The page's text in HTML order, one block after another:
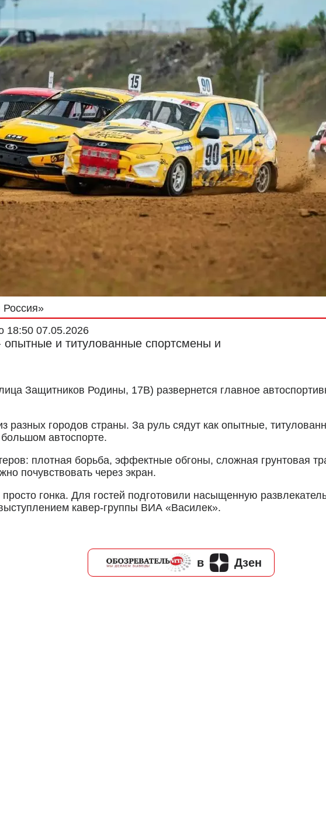
18:50 07.05.2026
опытные и титулованные спортсмены и
Защитников Родины, 17В) развернется главное
разных городов страны. За руль сядут как опытные,
автоспорте.
плотная борьба, эффектные обгоны, сложная грунтовая
почувствовать через экран.
гонка. Для гостей подготовили насыщенную
кавер-группы ВИА «Василек».
в Дзен